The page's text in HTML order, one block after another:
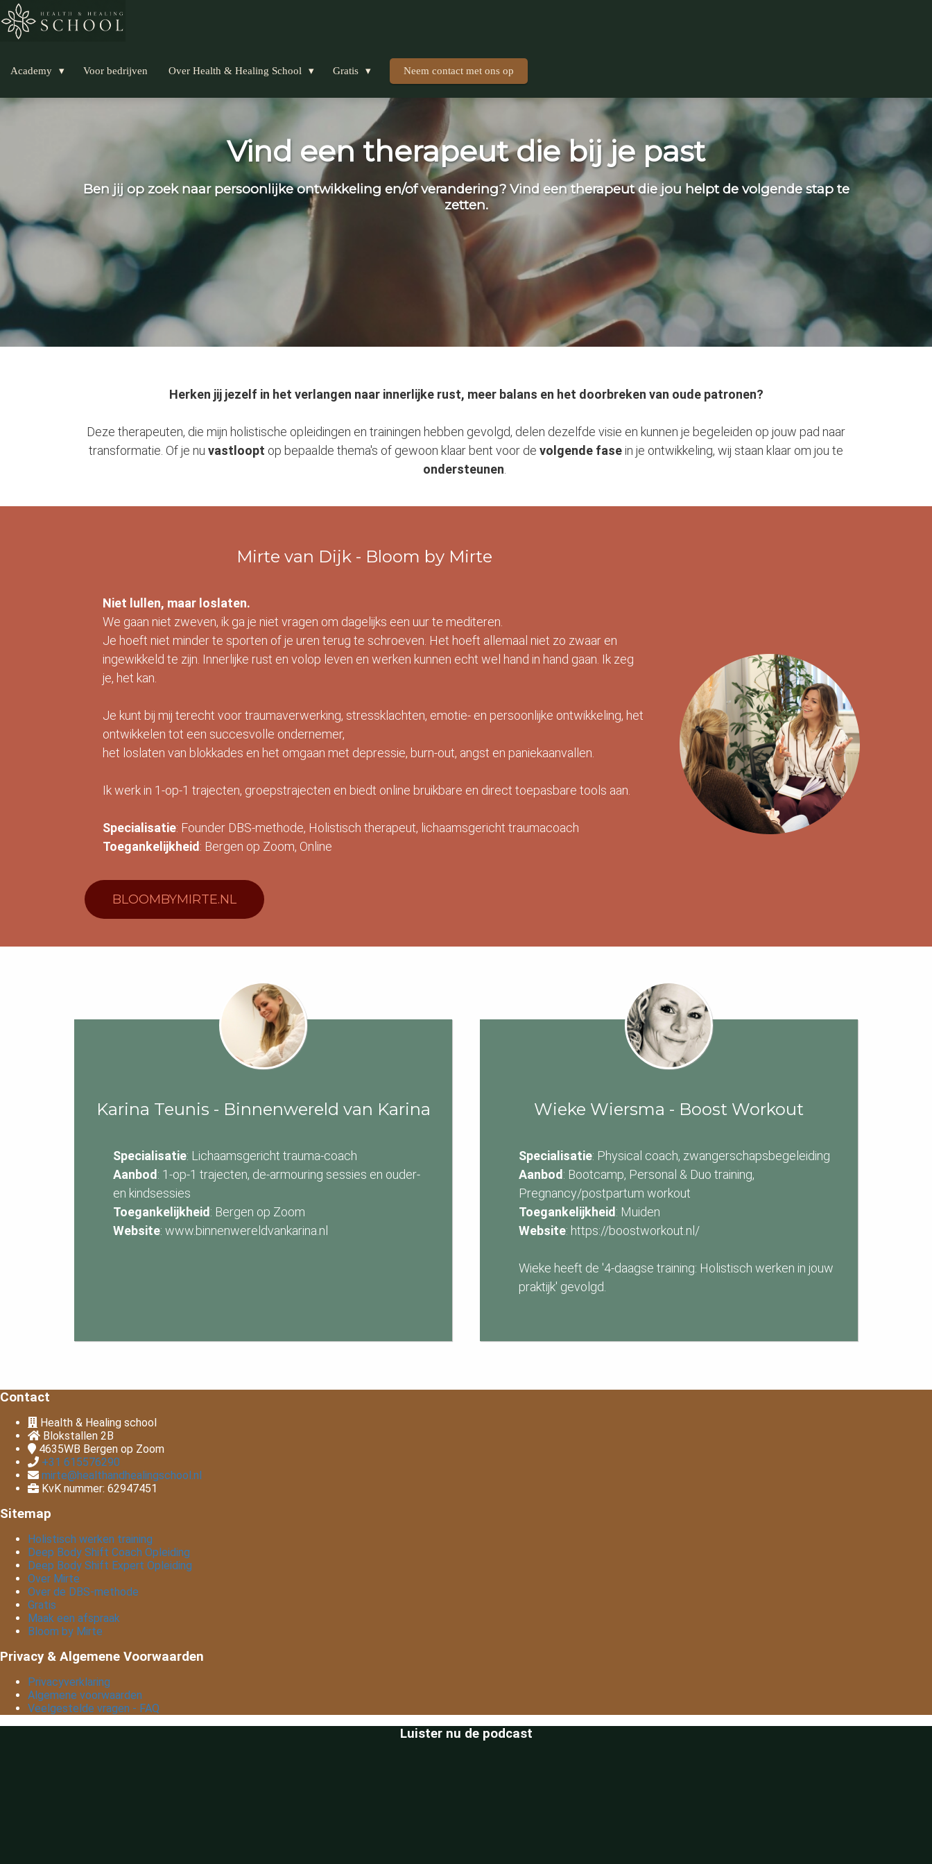
Academy Voor bedrijven Over Health & Healing School Gratis Neem contact met ons op
Vind een therapeut die bij je past
Ben jij op zoek naar persoonlijke ontwikkeling en/of verandering? Vind een therapeut die jou helpt de volgende stap te
zetten.
Herken jij jezelf in het verlangen naar innerlijke rust, meer balans en het doorbreken van oude patronen?
Deze therapeuten, die mijn holistische opleidingen en trainingen hebben gevolgd, delen dezelfde visie en kunnen je begeleiden op jouw pad naar
transformatie. Of je nu vastloopt op bepaalde thema's of gewoon klaar bent voor de volgende fase in je ontwikkeling, wij staan klaar om jou te
ondersteunen
Mirte van Dijk - Bloom by Mirte
Niet lullen, maar loslaten.
We gaan niet zweven, ik ga je niet vragen om dagelijks een uur te mediteren.
Je hoeft niet minder te sporten of je uren terug te schroeven. Het hoeft allemaal niet zo zwaar en
ingewikkeld te zijn. Innerlijke rust en volop leven en werken kunnen echt wel hand in hand gaan. Ik zeg
je, het kan.
Je kunt bij mij terecht voor traumaverwerking, stressklachten, emotie- en persoonlijke ontwikkeling, het
ontwikkelen tot een succesvolle ondernemer,
het loslaten van blokkades en het omgaan met depressie, burn-out, angst en paniekaanvallen.
Ik werk in 1-op-1 trajecten, groepstrajecten en biedt online bruikbare en direct toepasbare tools aan.
Specialisatie: Founder DBS-methode, Holistisch therapeut, lichaamsgericht traumacoach
Toegankelijkheid: Bergen op Zoom, Online
BLOOMBYMIRTE.NL
Karina Teunis - Binnenwereld van Karina
Specialisatie: Lichaamsgericht trauma-coach
Aanbod: 1-op-1 trajecten, de-armouring sessies en ouder-
en kindsessies
Toegankelijkheid: Bergen op Zoom
Website: www.binnenwereldvankarina.nl
Wieke Wiersma - Boost Workout
Specialisatie: Physical coach, zwangerschapsbegeleiding
Aanbod: Bootcamp, Personal & Duo training,
Pregnancy/postpartum workout
Toegankelijkheid: Muiden
Website: https://boostworkout.nl/
Wieke heeft de '4-daagse training: Holistisch werken in jouw
praktijk' gevolgd.
Contact
Health & Healing school
Blokstallen 2B
4635WB Bergen op Zoom
+31 615576290
mirte@healthandhealingschool.nl
KvK nummer: 62947451
Sitemap
Holistisch werken training
Deep Body Shift Coach Opleiding
Deep Body Shift Expert Opleiding
Over Mirte
Over de DBS-methode
Gratis
Maak een afspraak
Bloom by Mirte
Privacy & Algemene Voorwaarden
Privacyverklaring
Algemene voorwaarden
Veelgestelde vragen - FAQ
Luister nu de podcast